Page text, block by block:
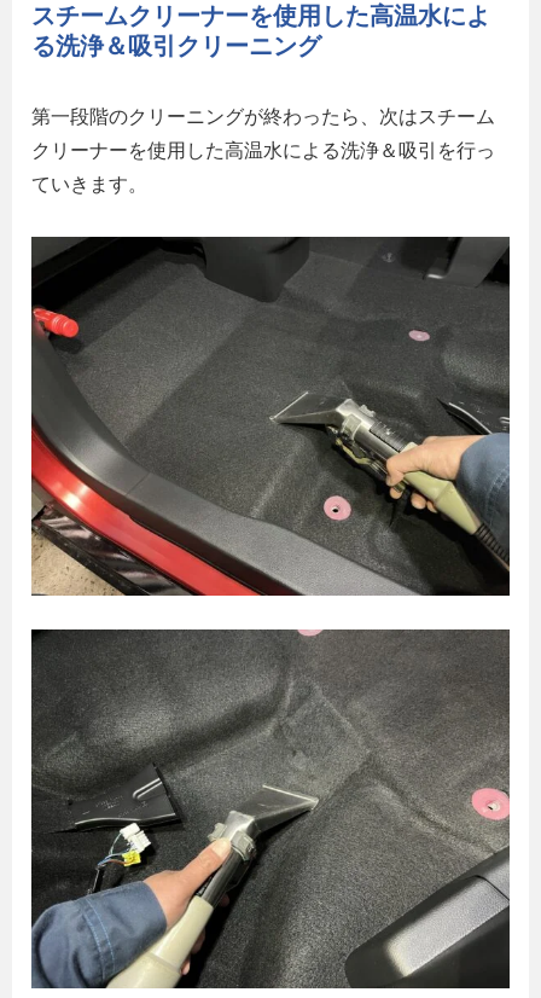
スチームクリーナーを使用した高温水によ
る洗浄＆吸引クリーニング
第一段階のクリーニングが終わったら、次はスチーム
クリーナーを使用した高温水による洗浄＆吸引を行っ
ていきます。